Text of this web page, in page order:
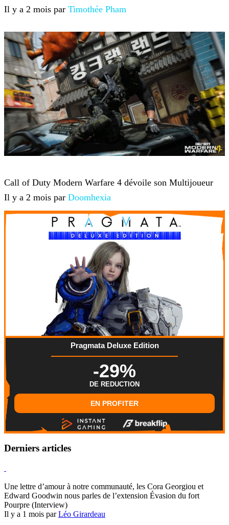
Il y a 2 mois par Timothée Pham
Call of Duty Modern Warfare 4 dévoile son Multijoueur
Il y a 2 mois par Doomhexia
Pragmata Deluxe Edition
-29%
DE REDUCTION
EN PROFITER
Derniers articles
Une lettre d’amour à notre communauté, les Cora Georgiou et
Edward Goodwin nous parles de l’extension Évasion du fort
Pourpre (Interview)
Il y a 1 mois parLéo Girardeau